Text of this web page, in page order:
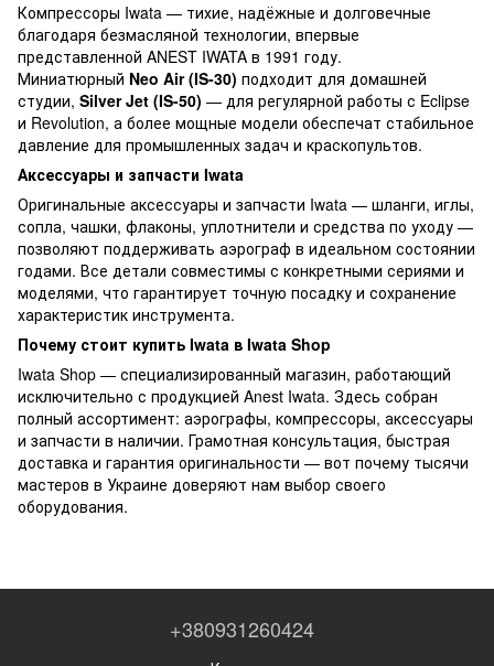
Компрессоры Iwata — тихие, надёжные и долговечные
благодаря безмасляной технологии, впервые
представленной ANEST IWATA в 1991 году.
Миниатюрный Neo Air (IS-30) подходит для домашней
студии, Silver Jet (IS-50) — для регулярной работы с Eclipse
и Revolution, а более мощные модели обеспечат стабильное
давление для промышленных задач и краскопультов.
Аксессуары и запчасти Iwata
Оригинальные аксессуары и запчасти Iwata — шланги, иглы,
сопла, чашки, флаконы, уплотнители и средства по уходу —
позволяют поддерживать аэрограф в идеальном состоянии
годами. Все детали совместимы с конкретными сериями и
моделями, что гарантирует точную посадку и сохранение
характеристик инструмента.
Почему стоит купить Iwata в Iwata Shop
Iwata Shop — специализированный магазин, работающий
исключительно с продукцией Anest Iwata. Здесь собран
полный ассортимент: аэрографы, компрессоры, аксессуары
и запчасти в наличии. Грамотная консультация, быстрая
доставка и гарантия оригинальности — вот почему тысячи
мастеров в Украине доверяют нам выбор своего
оборудования.
+380931260424